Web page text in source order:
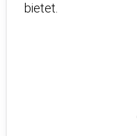
bietet.